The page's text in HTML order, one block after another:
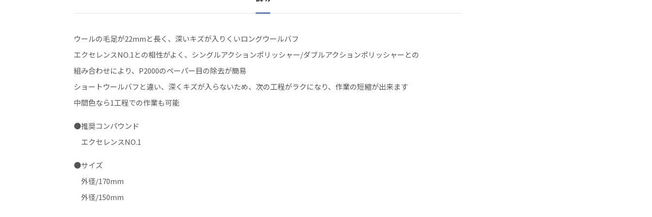
ウールの毛足が22mmと長く、深いキズが入りくいロングウールバフ
エクセレンスNO.1との相性がよく、シングルアクションポリッシャー/ダブルアクションポリッシャーとの
組み合わせにより、P2000のペーパー目の除去が簡易
ショートウールバフと違い、深くキズが入らないため、次の工程がラクになり、作業の短縮が出来ます
中間色なら1工程での作業も可能
●推奨コンパウンド
エクセレンスNO.1
●サイズ
外径/170mm
外径/150mm